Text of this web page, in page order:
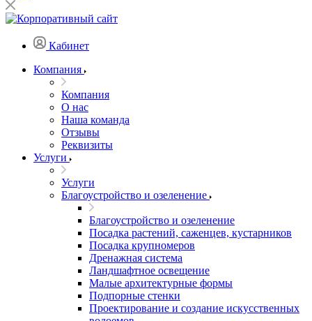
Кабинет
Компания
Компания
О нас
Наша команда
Отзывы
Реквизиты
Услуги
Услуги
Благоустройство и озеленение
Благоустройство и озеленение
Посадка растений, саженцев, кустарников
Посадка крупномеров
Дренажная система
Ландшафтное освещение
Малые архитектурные формы
Подпорные стенки
Проектирование и создание искусственных